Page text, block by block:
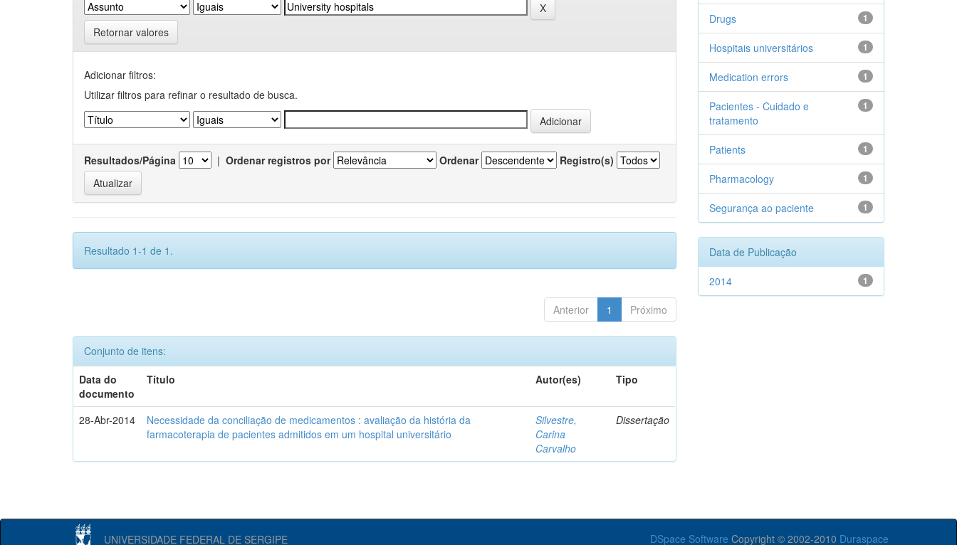
Retornar valores
Adicionar filtros:
Utilizar filtros para refinar o resultado de busca.
Resultados/Página | Ordenar registros por Ordenar Registro(s)
Resultado 1-1 de 1.
Anterior 1 Próximo
Conjunto de itens:
Data do
documento
Título Autor(es) Tipo
28-Abr-2014
Necessidade da conciliação de medicamentos : avaliação da história da
farmacoterapia de pacientes admitidos em um hospital universitário
Silvestre,
Carina
Carvalho
Dissertação
1
Drugs
1
Hospitais universitários
1
Medication errors
1
Pacientes - Cuidado e
tratamento
1
Patients
1
Pharmacology
1
Segurança ao paciente
Data de Publicação
1
2014
UNIVERSIDADE FEDERAL DE SERGIPE DSpace Software Copyright © 2002-2010 Duraspace